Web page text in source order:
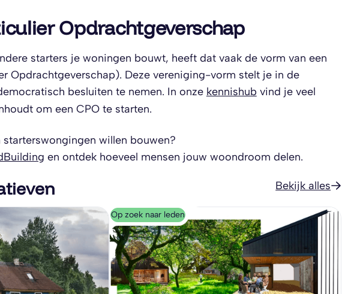
Opdrachtgeverschap
starters je woningen bouwt, heeft dat vaak de vorm van een
Opdrachtgeverschap). Deze vereniging-vorm stelt je in de
besluiten te nemen. In onze kennishub vind je veel
om een CPO te starten.
willen bouwen?
en ontdek hoeveel mensen jouw woondroom delen.
Bekijk alles
Op zoek naar leden